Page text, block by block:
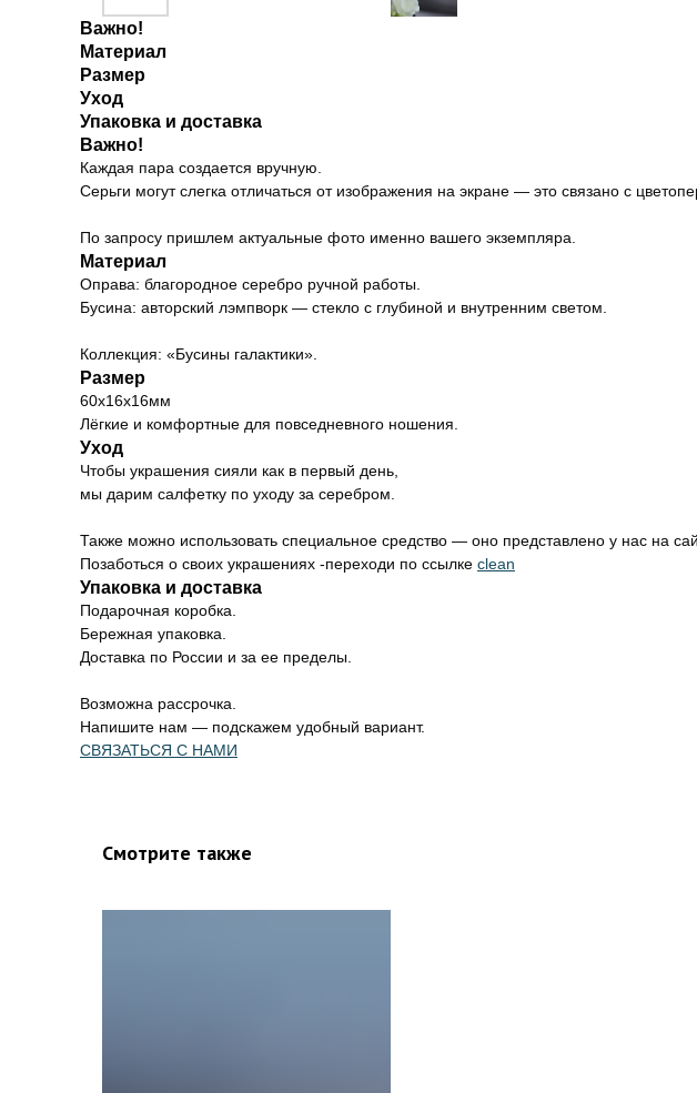
Важно!
Материал
Размер
Уход
Упаковка и доставка
Важно!
Каждая пара создается вручную.
Серьги могут слегка отличаться от изображения на экране — это связано с
По запросу пришлем актуальные фото именно вашего экземпляра.
Материал
Оправа: благородное серебро ручной работы.
Бусина: авторский лэмпворк — стекло с глубиной и внутренним светом.
Коллекция: «Бусины галактики».
Размер
60х16х16мм
Лёгкие и комфортные для повседневного ношения.
Уход
Чтобы украшения сияли как в первый день,
мы дарим салфетку по уходу за серебром.
Также можно использовать специальное средство — оно представлено у нас на
Позаботься о своих украшениях -переходи по ссылке clean
Упаковка и доставка
Подарочная коробка.
Бережная упаковка.
Доставка по России и за ее пределы.
Возможна рассрочка.
Напишите нам — подскажем удобный вариант.
СВЯЗАТЬСЯ С НАМИ
Смотрите также